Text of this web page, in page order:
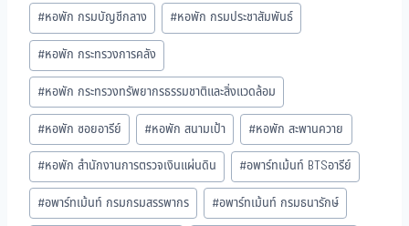
#หอพัก กรมบัญชีกลาง #หอพัก กรมประชาสัมพันธ์
#หอพัก กระทรวงการคลัง
#หอพัก กระทรวงทรัพยากรธรรมชาติและสิ่งแวดล้อม
#หอพัก ซอยอารีย์ #หอพัก สนามเป้า #หอพัก สะพานควาย
#หอพัก สำนักงานการตรวจเงินแผ่นดิน #อพาร์ทเม้นท์ BTSอารีย์
#อพาร์ทเม้นท์ กรมกรมสรรพากร #อพาร์ทเม้นท์ กรมธนารักษ์